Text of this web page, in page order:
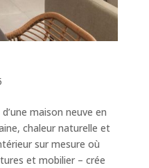
maison neuve en
chaleur naturelle et
sur mesure où
et mobilier – crée